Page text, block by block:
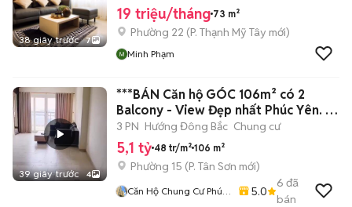
38 giây trước 7
19 triệu/tháng 73 m²
Phường 22 (P. Thạnh Mỹ Tây mới)
Minh Phạm
39 giây trước 4
***BÁN Căn hộ GÓC 106m² có 2
Balcony - View Đẹp nhất Phúc Yên. 📕
SHR.
3 PN Hướng Đông Bắc Chung cư
5,1 tỷ 48 tr/m² 106 m²
Phường 15 (P. Tân Sơn mới)
Căn Hộ Chung Cư Phúc
5.0
6 đã
bán